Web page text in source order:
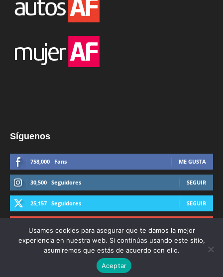
Síguenos
758,000 Fans ME GUSTA
30,500 Seguidores SEGUIR
25,157 Seguidores SEGUIR
© Derechos Reservados AFmedios 2021
Usamos cookies para asegurar que te damos la mejor
experiencia en nuestra web. Si continúas usando este sitio,
asumiremos que estás de acuerdo con ello.
Aceptar